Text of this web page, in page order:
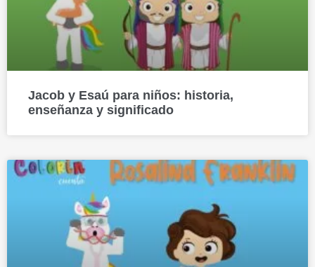
Jacob y Esaú para niños: historia,
enseñanza y significado